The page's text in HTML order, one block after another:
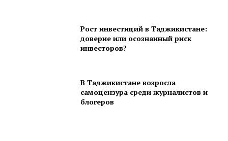
Рост инвестиций в Таджикистане:
доверие или осознанный риск
инвесторов?
В Таджикистане возросла
самоцензура среди журналистов и
блогеров